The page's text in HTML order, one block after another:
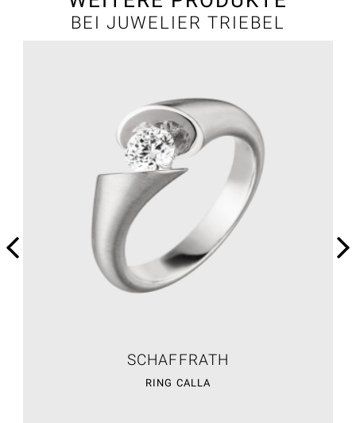
BEI JUWELIER TRIEBEL
SCHAFFRATH
RING CALLA